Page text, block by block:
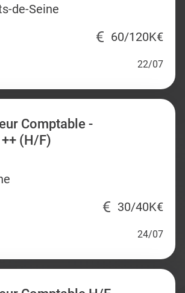
de-Seine
60/120K€
22/07
Comptable -
(H/F)
30/40K€
24/07